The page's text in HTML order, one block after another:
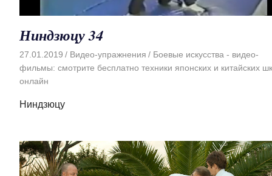
Ниндзюцу 34
27.01.2019 Видео-упражнения
Боевые искусства - видео-
фильмы: смотрите бесплатно техники японских и китайских
онлайн
Ниндзюцу